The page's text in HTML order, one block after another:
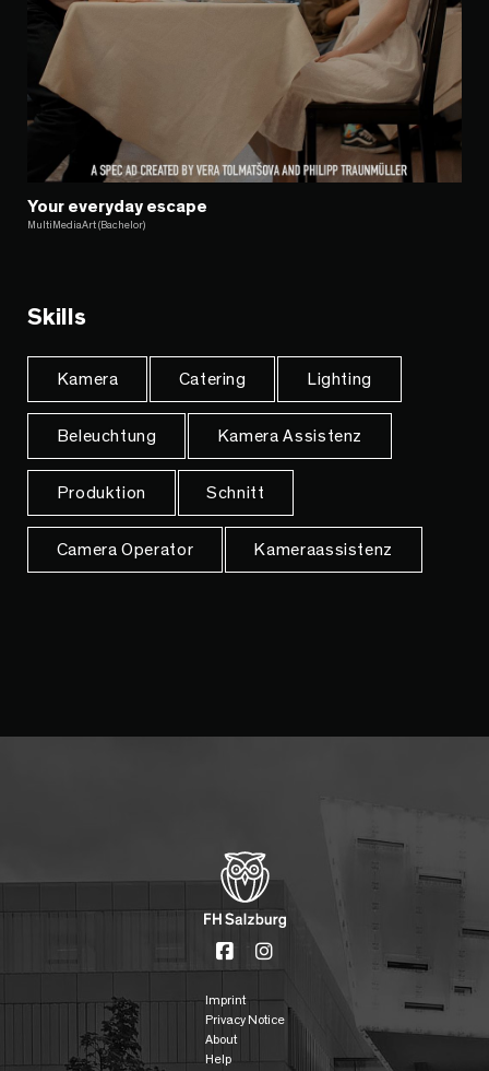
Your everyday escape
MultiMediaArt (Bachelor)
Skills
Kamera Catering Lighting
Beleuchtung Kamera Assistenz
Produktion Schnitt
Camera Operator Kameraassistenz
Imprint
Privacy Notice
About
Help